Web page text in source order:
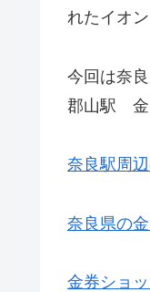
れたイオ
今回は奈
郡山駅 金
奈良駅周
奈良県の
金券ショ